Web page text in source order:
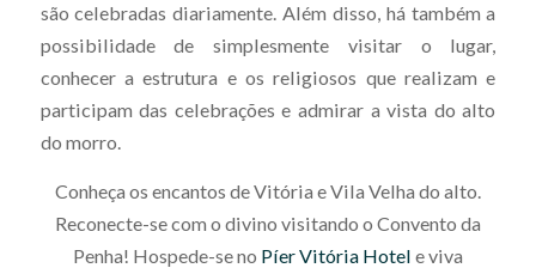
são celebradas diariamente. Além disso, há também a
possibilidade de simplesmente visitar o lugar,
conhecer a estrutura e os religiosos que realizam e
participam das celebrações e admirar a vista do alto
do morro.
Conheça os encantos de Vitória e Vila Velha do alto.
Reconecte-se com o divino visitando o Convento da
Penha! Hospede-se no Píer Vitória Hotel e viva